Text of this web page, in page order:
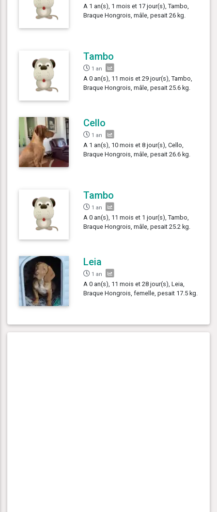
A 1 an(s), 1 mois et 17 jour(s), Tambo,
Braque Hongrois, mâle, pesait 26 kg.
Tambo
1 an
A 0 an(s), 11 mois et 29 jour(s), Tambo,
Braque Hongrois, mâle, pesait 25.6 kg.
Cello
1 an
A 1 an(s), 10 mois et 8 jour(s), Cello,
Braque Hongrois, mâle, pesait 26.6 kg.
Tambo
1 an
A 0 an(s), 11 mois et 1 jour(s), Tambo,
Braque Hongrois, mâle, pesait 25.2 kg.
Leia
1 an
A 0 an(s), 11 mois et 28 jour(s), Leia,
Braque Hongrois, femelle, pesait 17.5 kg.